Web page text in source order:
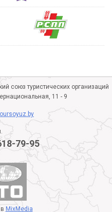
союз туристических организаций
11 - 9
79-95
MixMedia